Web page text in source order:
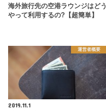
海外旅行先の空港ラウンジはどう
やって利用するの?【超簡単】
運営者概要
2019.11.1